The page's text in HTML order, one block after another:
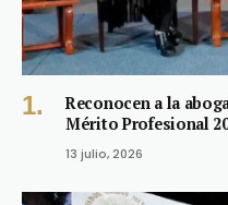
Reconocen a la
Mérito Profesional
13 julio, 2026